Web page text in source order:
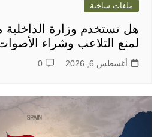
ملفات ساخنة
هل تستخدم وزارة
لمنع التلاعب وشراء
أغسطس 6, 2026 0